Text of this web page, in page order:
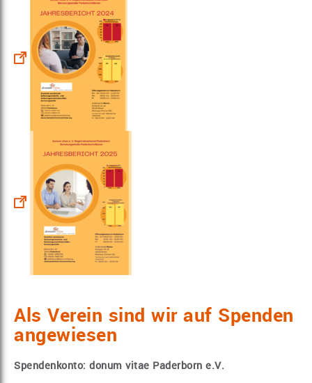
Als Verein sind wir auf Spenden
angewiesen
Spendenkonto: donum vitae Paderborn e.V.